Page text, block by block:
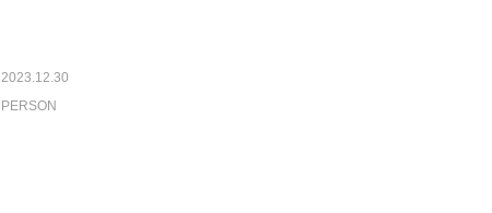
2023.12.30
PERSON